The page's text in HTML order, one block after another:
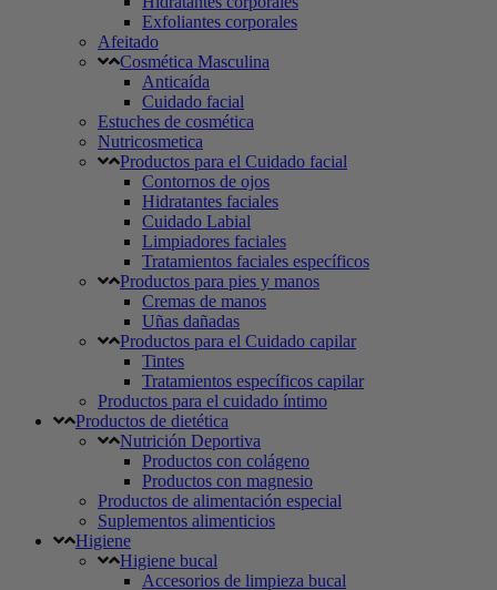
Exfoliantes corporales
Afeitado
Cosmética Masculina
Anticaída
Cuidado facial
Estuches de cosmética
Nutricosmetica
Productos para el Cuidado facial
Contornos de ojos
Hidratantes faciales
Cuidado Labial
Limpiadores faciales
Tratamientos faciales específicos
Productos para pies y manos
Cremas de manos
Uñas dañadas
Productos para el Cuidado capilar
Tintes
Tratamientos específicos capilar
Productos para el cuidado íntimo
Productos de dietética
Nutrición Deportiva
Productos con colágeno
Productos con magnesio
Productos de alimentación especial
Suplementos alimenticios
Higiene
Higiene bucal
Accesorios de limpieza bucal